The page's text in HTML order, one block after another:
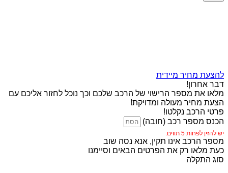
להצעת מחיר מיידית
דבר אחרון!
מלאו את מספר הרישוי של הרכב שלכם וכך נוכל לחזור אליכם עם
הצעת מחיר מעולה ומדויקת!
פרטי הרכב נקלטו!
הכנס מספר רכב (חובה)
יש להזין לפחות 5 תווים.
מספר הרכב אינו תקין, אנא נסה שוב
כעת מלאו רק את הפרטים הבאים וסיימנו
סוג התקלה